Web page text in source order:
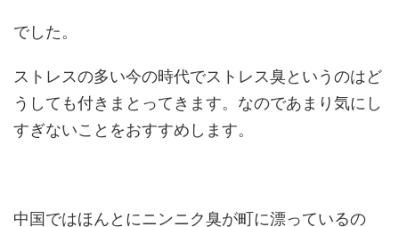
でした。
ストレスの多い今の時代でストレス臭というのはど
うしても付きまとってきます。なのであまり気にし
すぎないことをおすすめします。
中国ではほんとにニンニク臭が町に漂っているの